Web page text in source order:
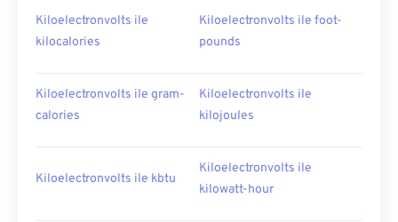
Kiloelectronvolts ile
kilocalories
Kiloelectronvolts ile foot-
pounds
Kiloelectronvolts ile gram-
calories
Kiloelectronvolts ile
kilojoules
Kiloelectronvolts ile kbtu
Kiloelectronvolts ile
kilowatt-hour